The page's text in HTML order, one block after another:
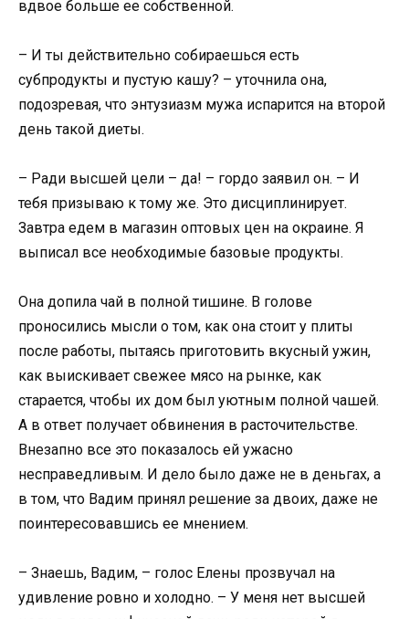
вдвое больше ее собственной.
– И ты действительно собираешься есть
субпродукты и пустую кашу? – уточнила она,
подозревая, что энтузиазм мужа испарится на второй
день такой диеты.
– Ради высшей цели – да! – гордо заявил он. – И
тебя призываю к тому же. Это дисциплинирует.
Завтра едем в магазин оптовых цен на окраине. Я
выписал все необходимые базовые продукты.
Она допила чай в полной тишине. В голове
проносились мысли о том, как она стоит у плиты
после работы, пытаясь приготовить вкусный ужин,
как выискивает свежее мясо на рынке, как
старается, чтобы их дом был уютным полной чашей.
А в ответ получает обвинения в расточительстве.
Внезапно все это показалось ей ужасно
несправедливым. И дело было даже не в деньгах, а
в том, что Вадим принял решение за двоих, даже не
поинтересовавшись ее мнением.
– Знаешь, Вадим, – голос Елены прозвучал на
удивление ровно и холодно. – У меня нет высшей